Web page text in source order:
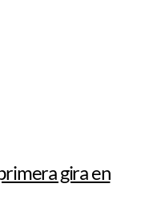
gira en